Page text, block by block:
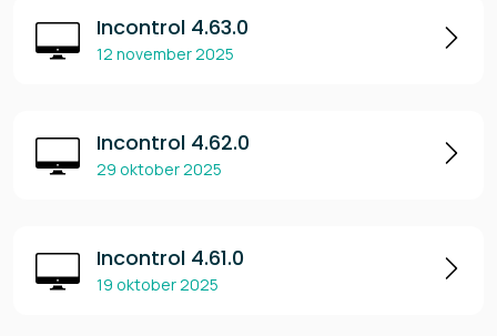
Incontrol 4.63.0
12 november 2025
Incontrol 4.62.0
29 oktober 2025
Incontrol 4.61.0
19 oktober 2025